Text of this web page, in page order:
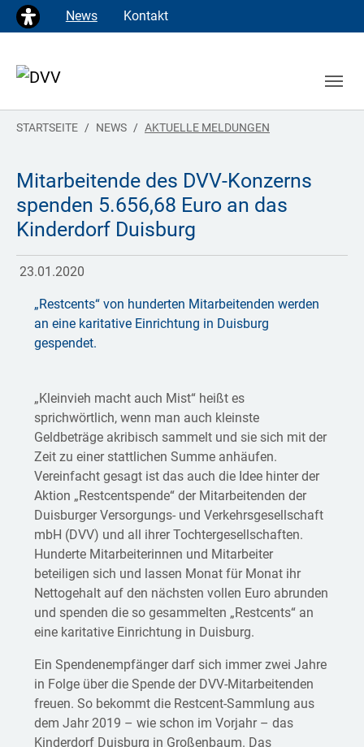
News Kontakt
STARTSEITE NEWS AKTUELLE MELDUNGEN
Mitarbeitende des DVV-Konzerns
spenden 5.656,68 Euro an das
Kinderdorf Duisburg
23.01.2020
„Restcents“ von hunderten Mitarbeitenden werden
an eine karitative Einrichtung in Duisburg
gespendet.
„Kleinvieh macht auch Mist“ heißt es
sprichwörtlich, wenn man auch kleinste
Geldbeträge akribisch sammelt und sie sich mit der
Zeit zu einer stattlichen Summe anhäufen.
Vereinfacht gesagt ist das auch die Idee hinter der
Aktion „Restcentspende“ der Mitarbeitenden der
Duisburger Versorgungs- und Verkehrsgesellschaft
mbH (DVV) und all ihrer Tochtergesellschaften.
Hunderte Mitarbeiterinnen und Mitarbeiter
beteiligen sich und lassen Monat für Monat ihr
Nettogehalt auf den nächsten vollen Euro abrunden
und spenden die so gesammelten „Restcents“ an
eine karitative Einrichtung in Duisburg.
Ein Spendenempfänger darf sich immer zwei Jahre
in Folge über die Spende der DVV-Mitarbeitenden
freuen. So bekommt die Restcent-Sammlung aus
dem Jahr 2019 – wie schon im Vorjahr – das
Kinderdorf Duisburg in Großenbaum. Das